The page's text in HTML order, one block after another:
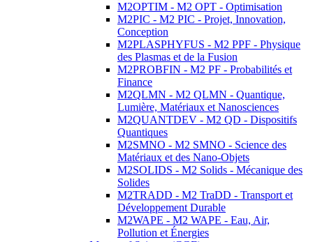
M2OPTIM - M2 OPT - Optimisation
M2PIC - M2 PIC - Projet, Innovation,
Conception
M2PLASPHYFUS - M2 PPF - Physique
des Plasmas et de la Fusion
M2PROBFIN - M2 PF - Probabilités et
Finance
M2QLMN - M2 QLMN - Quantique,
Lumière, Matériaux et Nanosciences
M2QUANTDEV - M2 QD - Dispositifs
Quantiques
M2SMNO - M2 SMNO - Science des
Matériaux et des Nano-Objets
M2SOLIDS - M2 Solids - Mécanique des
Solides
M2TRADD - M2 TraDD - Transport et
Développement Durable
M2WAPE - M2 WAPE - Eau, Air,
Pollution et Énergies